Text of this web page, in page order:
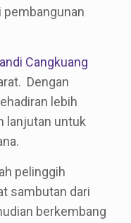
pembangunan
Cangkuang
Dengan
lebih
lanjutan untuk
pelinggih
sambutan dari
berkembang